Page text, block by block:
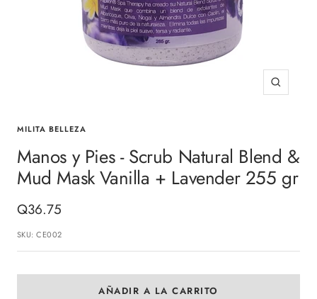
Zoom
MILITA BELLEZA
Manos y Pies - Scrub Natural Blend &
Mud Mask Vanilla + Lavender 255 gr
Precio
de
venta
Q36.75
SKU:CE002
AÑADIR A LA CARRITO